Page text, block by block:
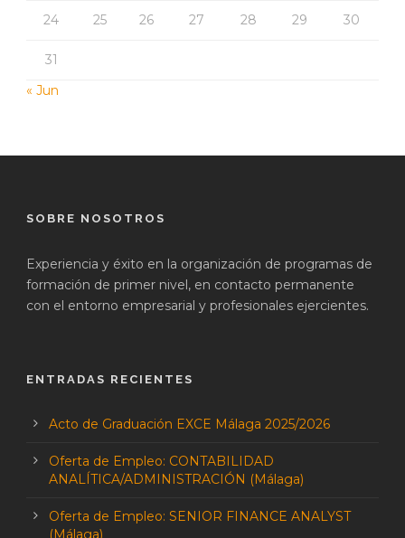
24 25 26 27 28 29 30
31
« Jun
SOBRE NOSOTROS
Experiencia y éxito en la organización de programas de
formación de primer nivel, en contacto permanente
con el entorno empresarial y profesionales ejercientes.
ENTRADAS RECIENTES
Acto de Graduación EXCE Málaga 2025/2026
Oferta de Empleo: CONTABILIDAD
ANALÍTICA/ADMINISTRACIÓN (Málaga)
Oferta de Empleo: SENIOR FINANCE ANALYST
(Málaga)